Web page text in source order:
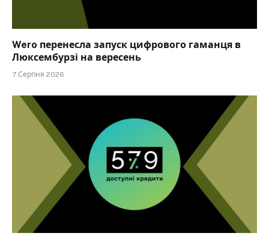
Wero перенесла запуск цифрового гаманця в
Люксембурзі на вересень
7 Серпня 2026